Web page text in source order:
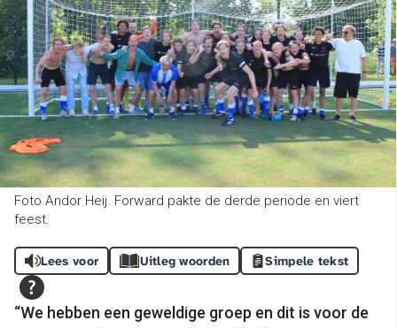
Foto Andor Heij. Forward pakte de derde periode en viert
feest.
Lees voor Uitleg woorden Simpele tekst
“We hebben een geweldige groep en dit is voor de